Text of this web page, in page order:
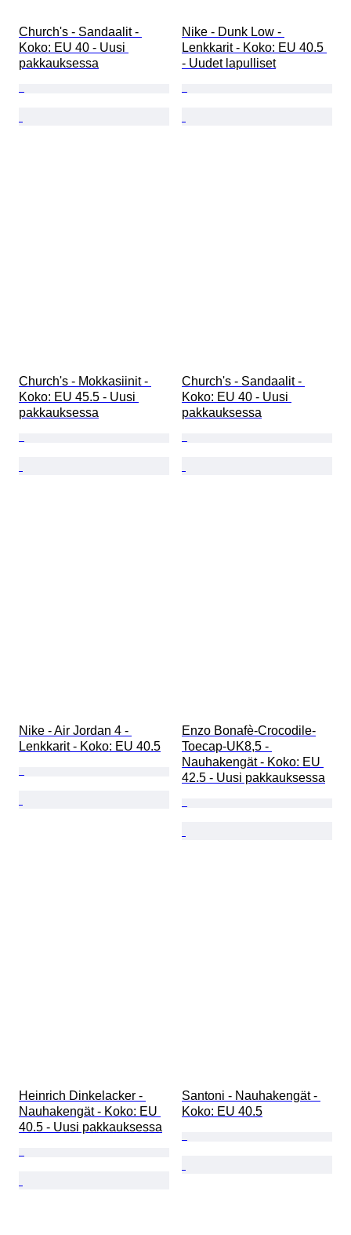
Church's - Sandaalit -
Koko: EU 40 - Uusi
pakkauksessa
Nike - Dunk Low -
Lenkkarit - Koko: EU 40.5
- Uudet lapulliset
Church's - Mokkasiinit -
Koko: EU 45.5 - Uusi
pakkauksessa
Church's - Sandaalit -
Koko: EU 40 - Uusi
pakkauksessa
Nike - Air Jordan 4 -
Lenkkarit - Koko: EU 40.5
Enzo Bonafè-Crocodile-
Toecap-UK8,5 -
Nauhakengät - Koko: EU
42.5 - Uusi pakkauksessa
Heinrich Dinkelacker -
Nauhakengät - Koko: EU
40.5 - Uusi pakkauksessa
Santoni - Nauhakengät -
Koko: EU 40.5